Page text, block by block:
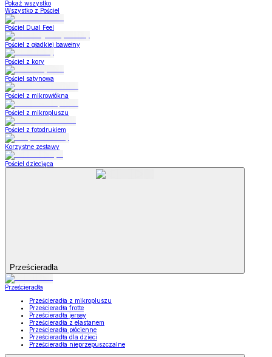
Pokaż wszystko
Wszystko z Pościel
Pościel Dual Feel
Pościel z gładkiej bawełny
Pościel z kory
Pościel satynowa
Pościel z mikrowłókna
Pościel z mikropluszu
Pościel z fotodrukiem
Korzystne zestawy
Pościel dziecięca
Prześcieradła
Prześcieradła
Prześcieradła z mikropluszu
Prześcieradła frotte
Prześcieradła jersey
Prześcieradła z elastanem
Prześcieradła płócienne
Prześcieradła dla dzieci
Prześcieradła nieprzepuszczalne